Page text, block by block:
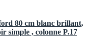
80 cm blanc brillant,
simple , colonne P.17